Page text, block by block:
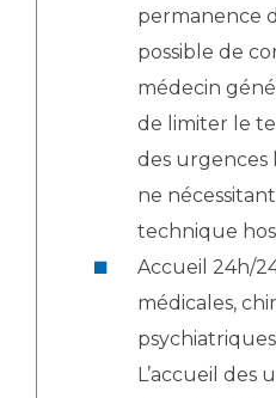
Médecine nucléaire
Maladies rares
Maternité Hôpital
Vos représentants
La Commission Des
Centres de référence
Plateforme d'Expertise
Presse / Multimédia
Communiqués de presse
Dossiers de presse
Médiathèque
Fournisseurs
permanence
possible de
médecin
de limiter le
des urgences
ne
technique
Accueil 24h/
médicales,
L’accueil des